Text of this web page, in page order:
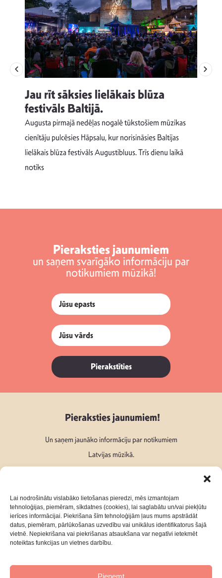
Lai nodrošinātu vislabāko lietošanas pieredzi, mēs izmantojam
tehnoloģijas, piemēram, sīkdatnes (cookies), lai saglabātu un/vai piekļūtu
ierīces informācijai. Piekrišana šīm tehnoloģijām ļaus mums apstrādāt
datus, piemēram, pārlūkošanas uzvedību vai unikālus identifikatorus šajā
vietnē. Nepiekrišana vai piekrišanas atsaukšana var negatīvi ietekmēt
noteiktas funkcijas un vietnes darbību.
Pieņemt
Jau rīt sāksies lielākais blūza
festivāls Baltijā.
Augusta pirmajā nedēļas nogalē tūkstošiem mūzikas
cienītāju pulcēsies Hāpsalu, kur norisināsies Baltijas
lielākais blūza festivāls Augustibluus. Trīs dienu laikā
notiks
Pieraksties jaunumiem
un saņem svarīgāko informāciju par
notikumiem mūzikā!
Pierakstīties
Pieraksties jaunumiem!
Un saņem jaunāko informāciju par notikumiem
Latvijas mūzikā.
Seko mums: